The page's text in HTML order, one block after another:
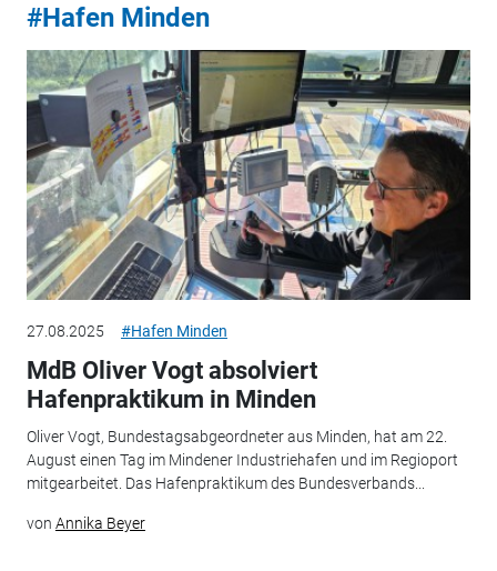
#Hafen Minden
27.08.2025 #Hafen Minden
MdB Oliver Vogt absolviert
Hafenpraktikum in Minden
Oliver Vogt, Bundestagsabgeordneter aus Minden, hat am 22.
August einen Tag im Mindener Industriehafen und im Regioport
mitgearbeitet. Das Hafenpraktikum des Bundesverbands...
von Annika Beyer